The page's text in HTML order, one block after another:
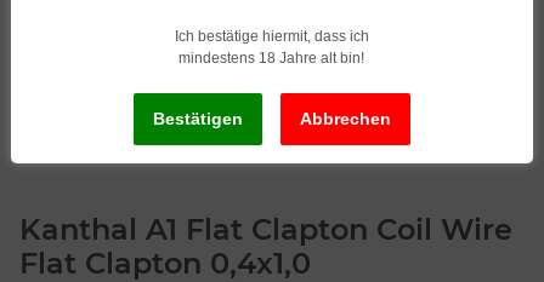
Kanthal A1 Flat Clapton Coil Wire
Flat Clapton 0,4x1,0
Ich bestätige hiermit, dass ich
mindestens 18 Jahre alt bin!